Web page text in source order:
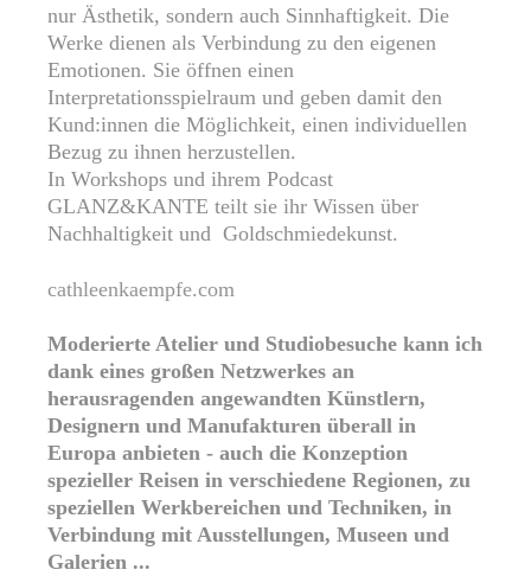
nur Ästhetik, sondern auch Sinnhaftigkeit. Die
Werke dienen als Verbindung zu den eigenen
Emotionen. Sie öffnen einen
Interpretationsspielraum und geben damit den
Kund:innen die Möglichkeit, einen individuellen
Bezug zu ihnen herzustellen.
In Workshops und ihrem Podcast
GLANZ&KANTE teilt sie ihr Wissen über
Nachhaltigkeit und Goldschmiedekunst.
cathleenkaempfe.com
Moderierte Atelier und Studiobesuche kann ich
dank eines großen Netzwerkes an
herausragenden angewandten Künstlern,
Designern und Manufakturen überall in
Europa anbieten - auch die Konzeption
spezieller Reisen in verschiedene Regionen, zu
speziellen Werkbereichen und Techniken, in
Verbindung mit Ausstellungen, Museen und
Galerien ...